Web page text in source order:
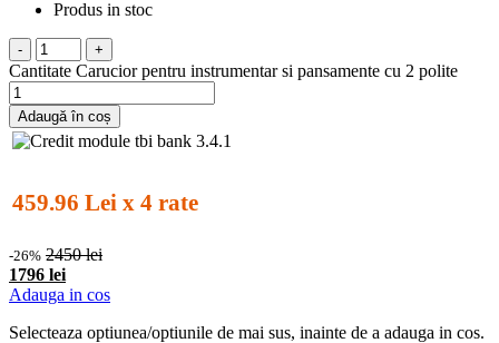
Produs in stoc
- +
Cantitate Carucior pentru instrumentar si pansamente cu 2 polite
Adaugă în coș
459.96 Lei x 4 rate
-26% 2450 lei
1796 lei
Adauga in cos
Selecteaza optiunea/optiunile de mai sus, inainte de a adauga in cos.